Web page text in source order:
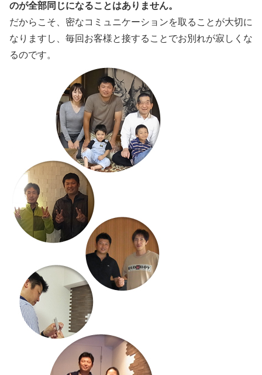
のが全部同じになることはありません。
だからこそ、密なコミュニケーションを取ることが大切に
なりますし、毎回お客様と接することでお別れが寂しくな
るのです。